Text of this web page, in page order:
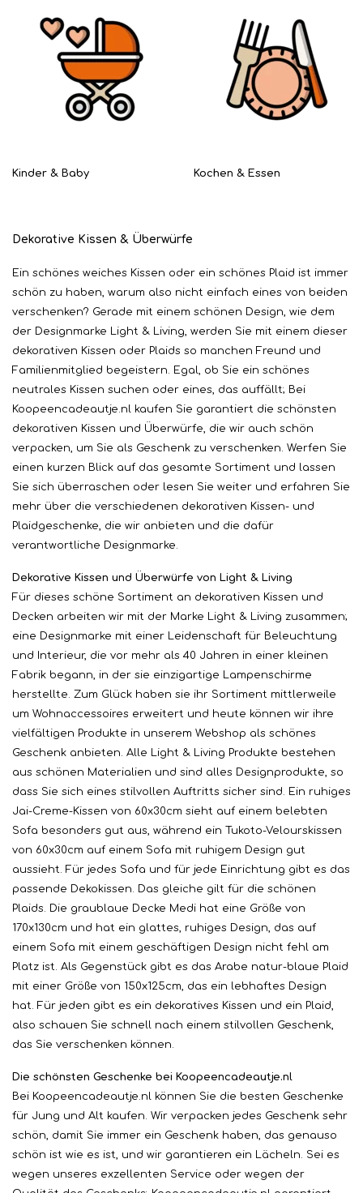
Kinder & Baby Kochen & Essen
Dekorative Kissen & Überwürfe
Ein schönes weiches Kissen oder ein schönes Plaid ist immer
schön zu haben, warum also nicht einfach eines von beiden
verschenken? Gerade mit einem schönen Design, wie dem
der Designmarke Light & Living, werden Sie mit einem dieser
dekorativen Kissen oder Plaids so manchen Freund und
Familienmitglied begeistern. Egal, ob Sie ein schönes
neutrales Kissen suchen oder eines, das auffällt; Bei
Koopeencadeautje.nl kaufen Sie garantiert die schönsten
dekorativen Kissen und Überwürfe, die wir auch schön
verpacken, um Sie als Geschenk zu verschenken. Werfen Sie
einen kurzen Blick auf das gesamte Sortiment und lassen
Sie sich überraschen oder lesen Sie weiter und erfahren Sie
mehr über die verschiedenen dekorativen Kissen- und
Plaidgeschenke, die wir anbieten und die dafür
verantwortliche Designmarke.
Dekorative Kissen und Überwürfe von Light & Living
Für dieses schöne Sortiment an dekorativen Kissen und
Decken arbeiten wir mit der Marke Light & Living zusammen;
eine Designmarke mit einer Leidenschaft für Beleuchtung
und Interieur, die vor mehr als 40 Jahren in einer kleinen
Fabrik begann, in der sie einzigartige Lampenschirme
herstellte. Zum Glück haben sie ihr Sortiment mittlerweile
um Wohnaccessoires erweitert und heute können wir ihre
vielfältigen Produkte in unserem Webshop als schönes
Geschenk anbieten. Alle Light & Living Produkte bestehen
aus schönen Materialien und sind alles Designprodukte, so
dass Sie sich eines stilvollen Auftritts sicher sind. Ein ruhiges
Jai-Creme-Kissen von 60x30cm sieht auf einem belebten
Sofa besonders gut aus, während ein Tukoto-Velourskissen
von 60x30cm auf einem Sofa mit ruhigem Design gut
aussieht. Für jedes Sofa und für jede Einrichtung gibt es das
passende Dekokissen. Das gleiche gilt für die schönen
Plaids. Die graublaue Decke Medi hat eine Größe von
170x130cm und hat ein glattes, ruhiges Design, das auf
einem Sofa mit einem geschäftigen Design nicht fehl am
Platz ist. Als Gegenstück gibt es das Arabe natur-blaue Plaid
mit einer Größe von 150x125cm, das ein lebhaftes Design
hat. Für jeden gibt es ein dekoratives Kissen und ein Plaid,
also schauen Sie schnell nach einem stilvollen Geschenk,
das Sie verschenken können.
Die schönsten Geschenke bei Koopeencadeautje.nl
Bei Koopeencadeautje.nl können Sie die besten Geschenke
für Jung und Alt kaufen. Wir verpacken jedes Geschenk sehr
schön, damit Sie immer ein Geschenk haben, das genauso
schön ist wie es ist, und wir garantieren ein Lächeln. Sei es
wegen unseres exzellenten Service oder wegen der